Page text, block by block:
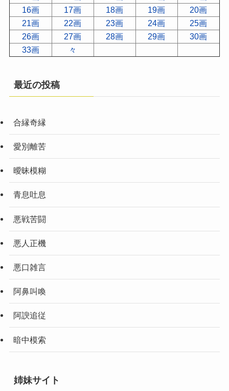
16画
17画 18画 19画
20画
21画
22画 23画 24画
25画
26画
27画 28画 29画
30画
33画
々
最近の投稿
合縁奇縁
愛別離苦
曖昧模糊
青息吐息
悪戦苦闘
悪人正機
悪口雑言
阿鼻叫喚
阿諛追従
暗中模索
姉妹サイト